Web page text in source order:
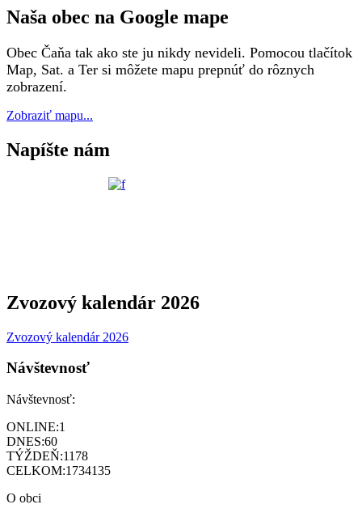
Naša obec na Google mape
Obec Čaňa tak ako ste ju nikdy nevideli. Pomocou tlačítok
Map, Sat. a Ter si môžete mapu prepnúť do rôznych
zobrazení.
Zobraziť mapu...
Napíšte nám
Zvozový kalendár 2026
Zvozový kalendár 2026
Návštevnosť
Návštevnosť:
ONLINE:1
DNES:60
TÝŽDEŇ:1178
CELKOM:1734135
O obci